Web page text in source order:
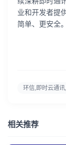
业和开发者提
简单、更安全。
环信,即时云通
相关推荐